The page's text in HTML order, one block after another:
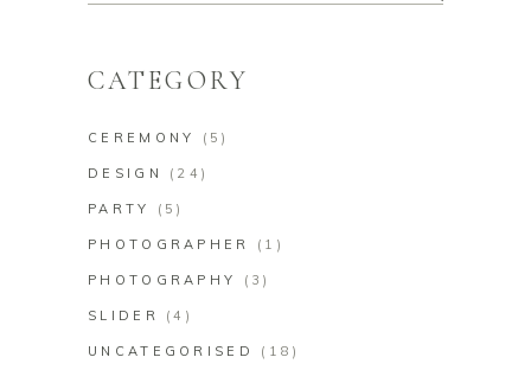
CATEGORY
CEREMONY (5)
DESIGN (24)
PARTY (5)
PHOTOGRAPHER (1)
PHOTOGRAPHY (3)
SLIDER (4)
UNCATEGORISED (18)